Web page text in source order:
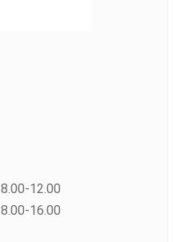
8.00-12.00
8.00-16.00